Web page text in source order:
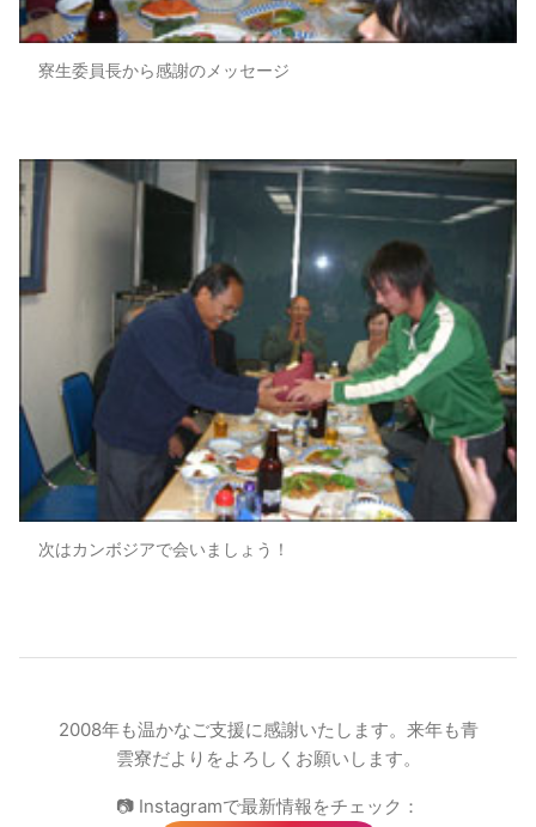
寮生委員長から感謝のメッセージ
次はカンボジアで会いましょう！
2008年も温かなご支援に感謝いたします。来年も青
雲寮だよりをよろしくお願いします。
📷 Instagramで最新情報をチェック：